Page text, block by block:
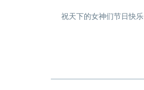
祝天下的女神们节日快乐